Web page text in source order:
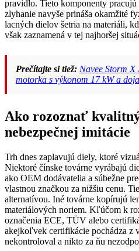
pravidlo. Tieto komponenty
zlyhanie navyše prináša okamžité
lacných dielov šetria na materiáli,
však zaznamená v tej najhoršej
Prečítajte si tiež: Navee Storm
motorka s výkonom 17 kW a
Ako rozoznať
nebezpečnej imitácie
Trh dnes zaplavujú diely, ktoré
Niektoré čínske továrne vyrábajú
ako OEM dodávatelia a súbežne
vlastnou značkou za nižšiu cenu.
alternatívou. Iné továrne kopírujú
materiálových noriem. Kľúčom k
označenia ECE, TÜV alebo
akejkoľvek certifikácie pochádza z
nekontroloval a nikto za ňu